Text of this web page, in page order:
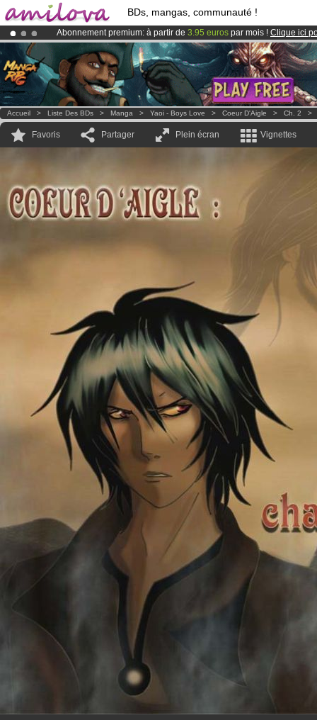
BDs, mangas, communauté !
Abonnement premium: à partir de 3.95 euros par mois ! Clique ici
Déjà 100000membreset 1000BDs & Mangas!
LeKickstarter Amilova est désormais lancé
Accueil > Liste Des BDs > Manga > Yaoi - Boys Love > Coeur D'Aigle > Ch. 2
Favoris Partager Plein écran Vignettes